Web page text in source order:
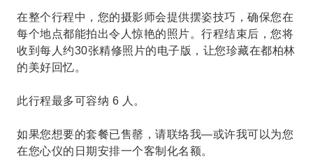
在整个行程中，您的摄影师会提供摆姿技巧，确保您在
每个地点都能拍出令人惊艳的照片。行程结束后，您将
收到每人约30张精修照片的电子版，让您珍藏在都柏林
的美好回忆。
此行程最多可容纳 6 人。
如果您想要的套餐已售罄，请联络我—或许我可以为您
在您心仪的日期安排一个客制化名额。